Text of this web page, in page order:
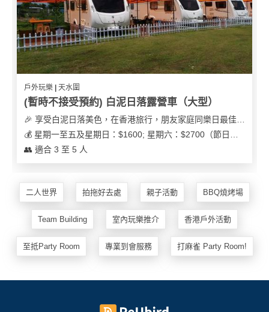
戶外玩樂 | 天水圍
(暫時不接受預約) 白泥日落露營車（大型）
👥 適合 3 至 5 人
二人世界 拍拖好去處 親子活動 BBQ燒烤場
Team Building 室內玩樂推介 香港戶外活動
至抵Party Room 專業到會服務 打麻雀 Party Room!